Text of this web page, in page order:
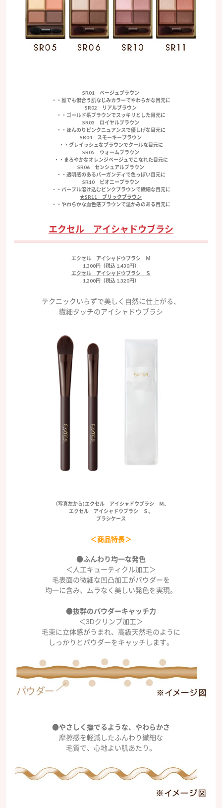
SR01 ベージュブラウン
・・誰でも似合う肌なじみカラーでやわらかな目元に
SR02 リアルブラウン
・・ゴールド系ブラウンでスッキリとした目元に
SR03 ロイヤルブラウン
・・ほんのりピンクニュアンスで優しげな目元に
SR04 スモーキーブラウン
・・グレイッシュなブラウンでクールな目元に
SR05 ウォームブラウン
・・まろやかなオレンジベージュでこなれた目元に
SR06 センシュアルブラウン
・・透明感のあるバーガンディで色っぽい目元に
SR10 ピオニーブラウン
・・パープル溶け込むピンクブラウンで繊細な目元に
★SR11 ブリックブラウン
・・やわらかな血色感ブラウンで温かみのある目元に
エクセル アイシャドウブラシ
エクセル アイシャドウブラシ Ｍ
1,300円（税込 1,430円）
エクセル アイシャドウブラシ Ｓ
1,200円（税込 1,320円）
テクニックいらずで美しく自然に仕上がる、
繊細タッチのアイシャドウブラシ
（写真左から)エクセル アイシャドウブラシ Ｍ、
エクセル アイシャドウブラシ Ｓ、
ブラシケース
＜商品特長＞
●ふんわり均一な発色
＜人工キューティクル加工＞
毛表面の微細な凹凸加工がパウダーを
均一に含み、ムラなく美しい発色を実現。
●抜群のパウダーキャッチ力
＜3Dクリンプ加工＞
毛束に立体感がうまれ、高級天然毛のように
しっかりとパウダーをキャッチします。
●やさしく撫でるような、やわらかさ
摩擦感を軽減したふんわり繊細な
毛質で、心地よい肌あたり。